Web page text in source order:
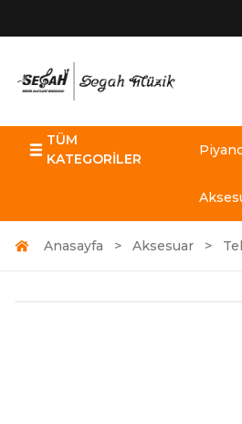
TÜM
KATEGORİLER
Anasayfa Aksesuar